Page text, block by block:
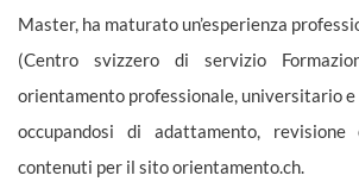
Master, ha maturato un’esperienza
(Centro svizzero di servizio
orientamento professionale, universitario
occupandosi di adattamento, revisione
contenuti per il sito orientamento.ch.